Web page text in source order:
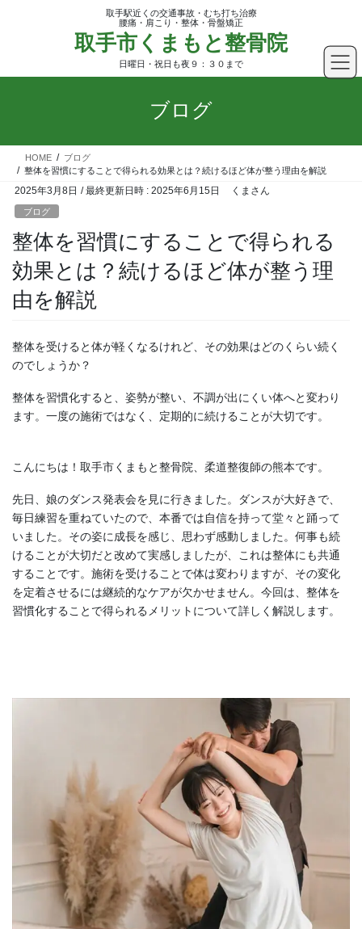
ツ
ッ
シ
移
取手駅近くの交通事故・むち打ち治療
腰痛・肩こり・整体・骨盤矯正
取手市くまもと整骨院
日曜日・祝日も夜９：３０まで
ブログ
HOME
ブログ
整体を習慣にすることで得られる効果とは？続けるほど体が整う理由を解説
2025年3月8日 / 最終更新日時 : 2025年6月15日 くまさん
ブログ
整体を習慣にすることで得られる
効果とは？続けるほど体が整う理
由を解説
整体を受けると体が軽くなるけれど、その効果はどのくらい続く
のでしょうか？
整体を習慣化すると、姿勢が整い、不調が出にくい体へと変わり
ます。一度の施術ではなく、定期的に続けることが大切です。
こんにちは！取手市くまもと整骨院、柔道整復師の熊本です。
先日、娘のダンス発表会を見に行きました。ダンスが大好きで、
毎日練習を重ねていたので、本番では自信を持って堂々と踊って
いました。その姿に成長を感じ、思わず感動しました。何事も続
けることが大切だと改めて実感しましたが、これは整体にも共通
することです。施術を受けることで体は変わりますが、その変化
を定着させるには継続的なケアが欠かせません。今回は、整体を
習慣化することで得られるメリットについて詳しく解説します。